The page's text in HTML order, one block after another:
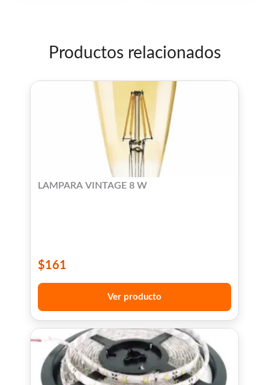
Productos relacionados
LAMPARA VINTAGE 8 W
$161
Ver producto